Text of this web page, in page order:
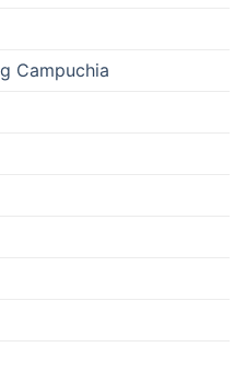
Campuchia